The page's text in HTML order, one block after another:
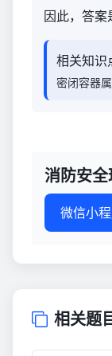
因此，答案
相关知识
密闭容器
消防安
微信小
相关题